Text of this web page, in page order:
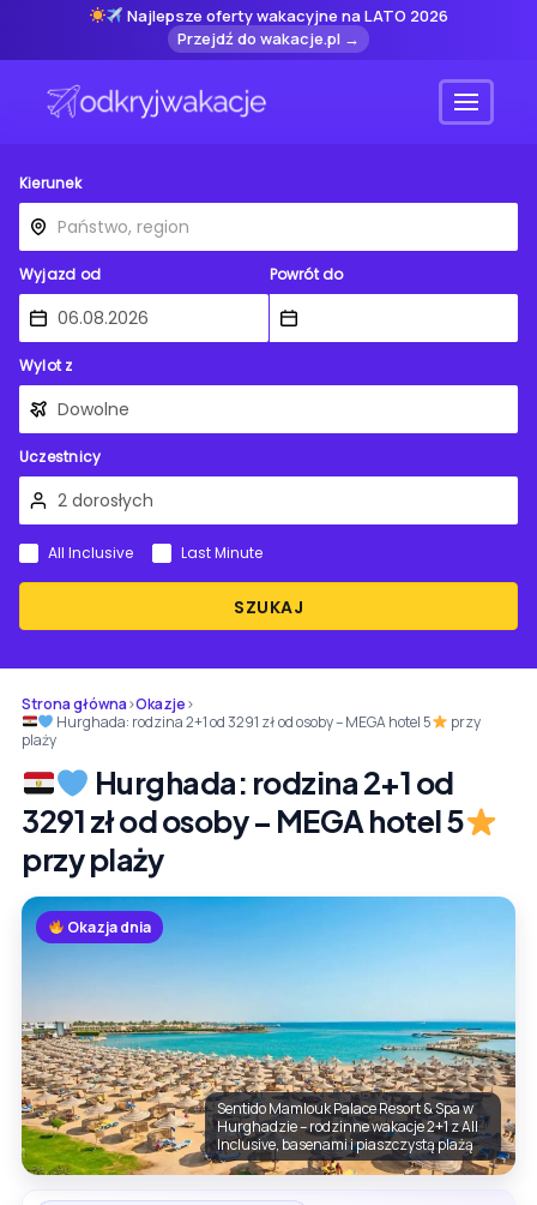
Najlepsze oferty wakacyjne na LATO 2026
Przejdź do wakacje.pl →
Menu
Kierunek
Wyjazd od Powrót do
Wylot z
Uczestnicy
SZUKAJ
All Inclusive Last Minute
Strona główna›Okazje›
Hurghada: rodzina 2+1 od 3291 zł od osoby – MEGA hotel 5
przy
plaży
Hurghada: rodzina 2+1 od
3291 zł od osoby – MEGA hotel 5
przy plaży
Okazja dnia
Sentido Mamlouk Palace Resort & Spa w
Hurghadzie – rodzinne wakacje 2+1 z All
Inclusive, basenami i piaszczystą plażą